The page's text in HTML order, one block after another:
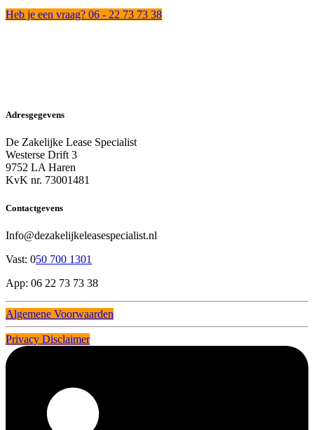
Heb je een vraag? 06 - 22 73 73 38
Adresgegevens
De Zakelijke Lease Specialist
Westerse Drift 3
9752 LA Haren
KvK nr. 73001481
Contactgevens
Info@dezakelijkeleasespecialist.nl
Vast: 050 700 1301
App: 06 22 73 73 38
Algemene Voorwaarden
Privacy Disclaimer